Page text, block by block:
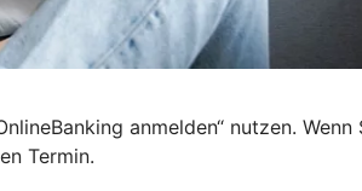
anmelden“ nutzen. Wenn
Termin.